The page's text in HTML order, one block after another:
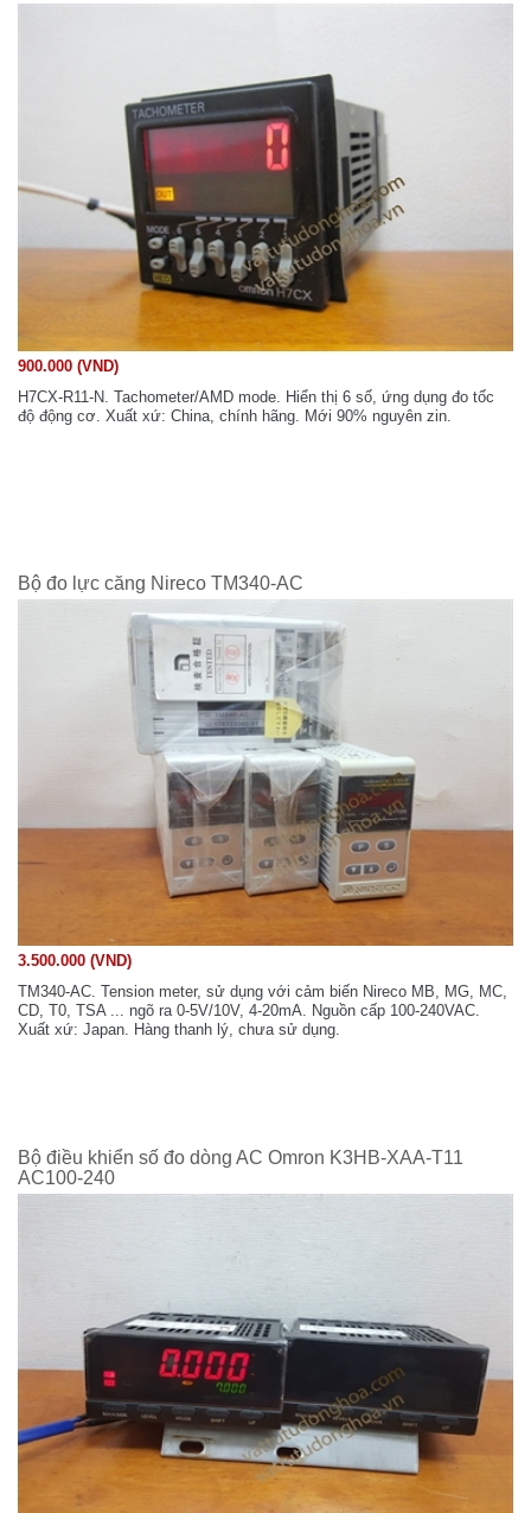
900.000 (VND)
H7CX-R11-N. Tachometer/AMD mode. Hiển thị 6 số, ứng dụng đo tốc
độ động cơ. Xuất xứ: China, chính hãng. Mới 90% nguyên zin.
Bộ đo lực căng Nireco TM340-AC
3.500.000 (VND)
TM340-AC. Tension meter, sử dụng với cảm biến Nireco MB, MG, MC,
CD, T0, TSA ... ngõ ra 0-5V/10V, 4-20mA. Nguồn cấp 100-240VAC.
Xuất xứ: Japan. Hàng thanh lý, chưa sử dụng.
Bộ điều khiển số đo dòng AC Omron K3HB-XAA-T11
AC100-240